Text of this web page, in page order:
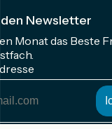
den Newsletter
Monat das Beste